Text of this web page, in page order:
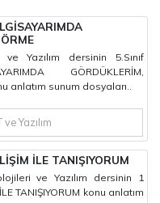
Yazılım dersinin 5.Sınıf
GÖRDÜKLERİM,
anlatım sunum dosyaları..
ve Yazılım
İLE TANIŞIYORUM
ve Yazılım dersinin 1
TANIŞIYORUM konu anlatım